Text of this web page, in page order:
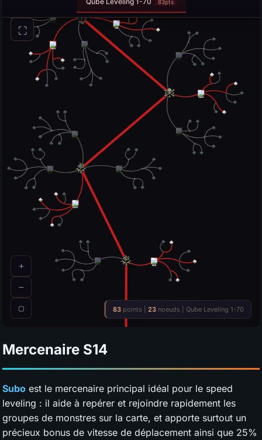
Mercenaire S14
Subo est le mercenaire principal idéal pour le speed
leveling : il aide à repérer et rejoindre rapidement les
groupes de monstres sur la carte, et apporte surtout un
précieux bonus de vitesse de déplacement ainsi que 25%